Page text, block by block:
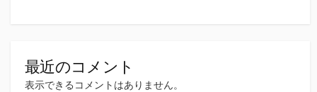
最近のコメント
表示できるコメントはありません。